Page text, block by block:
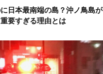
日本最南端の島？沖ノ鳥島が
要すぎる理由とは